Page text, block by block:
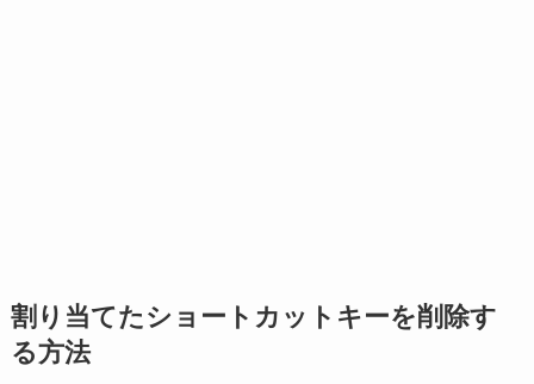
割り当てたショートカットキーを削除す
る方法